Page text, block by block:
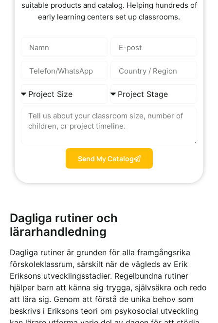
suitable products and catalog. Helping hundreds of
early learning centers set up classrooms.
Send My Catalog
Dagliga rutiner och
lärarhandledning
Dagliga rutiner är grunden för alla framgångsrika
förskoleklassrum, särskilt när de vägleds av Erik
Eriksons utvecklingsstadier. Regelbundna rutiner
hjälper barn att känna sig trygga, självsäkra och redo
att lära sig. Genom att förstå de unika behov som
beskrivs i Eriksons teori om psykosocial utveckling